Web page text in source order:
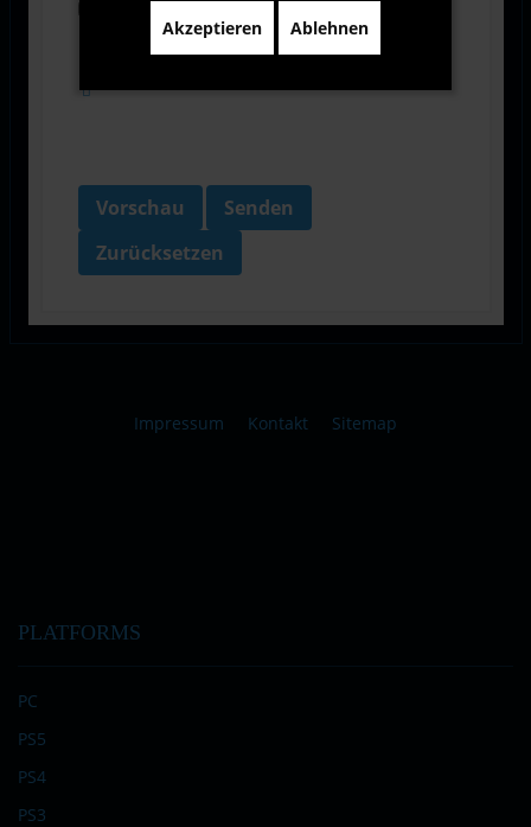
meine Daten über dieses Formular erhebt.
Vorschau
Senden
Zurücksetzen
Impressum Kontakt Sitemap
PLATFORMS
PC
PS5
PS4
PS3
Akzeptieren Ablehnen